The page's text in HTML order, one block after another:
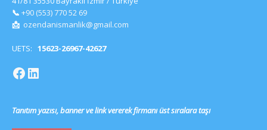
📞 +90 (553) 770 52 69
📩 ozendanismanlik@gmail.com
UETS: 15623-26967-42627
Tanıtım yazısı, banner ve link vererek firmanı üst sıralara taşı